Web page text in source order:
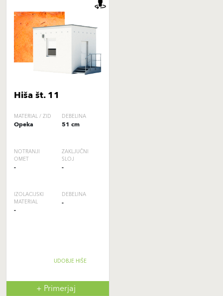
Hiša št. 11
MATERIAL / ZID
Opeka
DEBELINA
51 cm
NOTRANJI
OMET
-
ZAKLJUČNI
SLOJ
-
IZOLACIJSKI
MATERIAL
-
DEBELINA
-
UDOBJE HIŠE
+ Primerjaj